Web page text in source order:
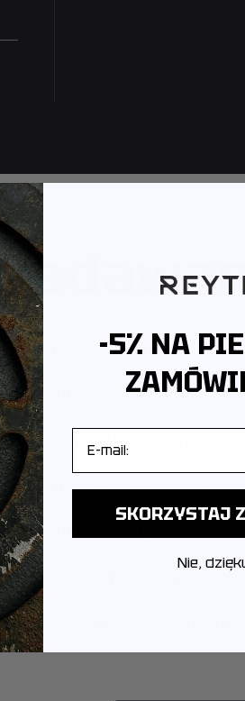
JEST BIŻUTERIA?
PRODUKTY?
SĄ GWARANCJĄ?
LUB WYMIENIĆ PRODUKT?
DOSTAWA I ILE TRWA?
PRODUKOWANA JEST
ZACHOWAŁA SWÓJ BLASK?
-5% NA
SKORZYSTAJ
Nie,